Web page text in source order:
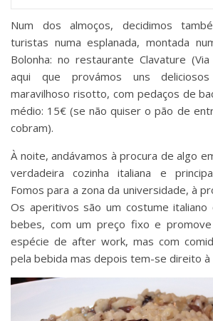
Num dos almoços, decidimos
turistas numa esplanada, montada
Bolonha: no restaurante Clavature
aqui que provámos uns
maravilhoso risotto, com pedaços de
médio: 15€ (se não quiser o pão de
cobram).
À noite, andávamos à procura de algo
verdadeira cozinha italiana e
Fomos para a zona da universidade, à
Os aperitivos são um costume
bebes, com um preço fixo e
espécie de after work, mas com
pela bebida mas depois tem-se direito à